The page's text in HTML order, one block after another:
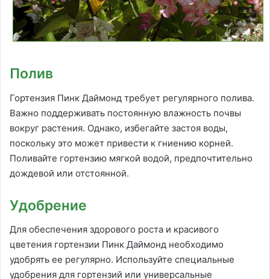
Полив
Гортензия Пинк Даймонд требует регулярного полива.
Важно поддерживать постоянную влажность почвы
вокруг растения. Однако, избегайте застоя воды,
поскольку это может привести к гниению корней.
Поливайте гортензию мягкой водой, предпочтительно
дождевой или отстоянной.
Удобрение
Для обеспечения здорового роста и красивого
цветения гортензии Пинк Даймонд необходимо
удобрять ее регулярно. Используйте специальные
удобрения для гортензий или универсальные